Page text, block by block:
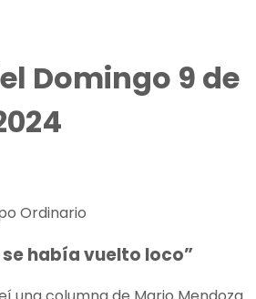
Domingo 9 de
Ordinario
había vuelto loco”